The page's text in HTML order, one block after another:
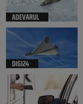
ADEVARUL
DIGI24